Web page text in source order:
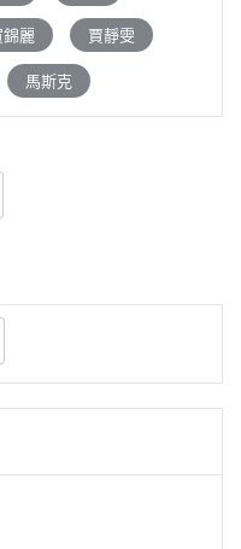
錦麗 賈靜雯
馬斯克